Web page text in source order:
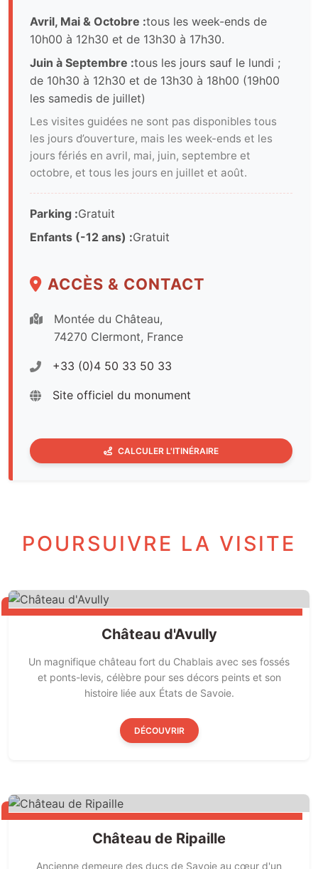
Avril, Mai & Octobre :tous les week-ends de
10h00 à 12h30 et de 13h30 à 17h30.
Juin à Septembre :tous les jours sauf le lundi ;
de 10h30 à 12h30 et de 13h30 à 18h00 (19h00
les samedis de juillet)
Les visites guidées ne sont pas disponibles tous
les jours d’ouverture, mais les week-ends et les
jours fériés en avril, mai, juin, septembre et
octobre, et tous les jours en juillet et août.
Parking :Gratuit
Enfants (-12 ans) :Gratuit
ACCÈS & CONTACT
Montée du Château,
74270 Clermont, France
+33 (0)4 50 33 50 33
Site officiel du monument
CALCULER L'ITINÉRAIRE
POURSUIVRE LA VISITE
Château d'Avully
Un magnifique château fort du Chablais avec ses fossés
et ponts-levis, célèbre pour ses décors peints et son
histoire liée aux États de Savoie.
DÉCOUVRIR
Château de Ripaille
Ancienne demeure des ducs de Savoie au cœur d'un